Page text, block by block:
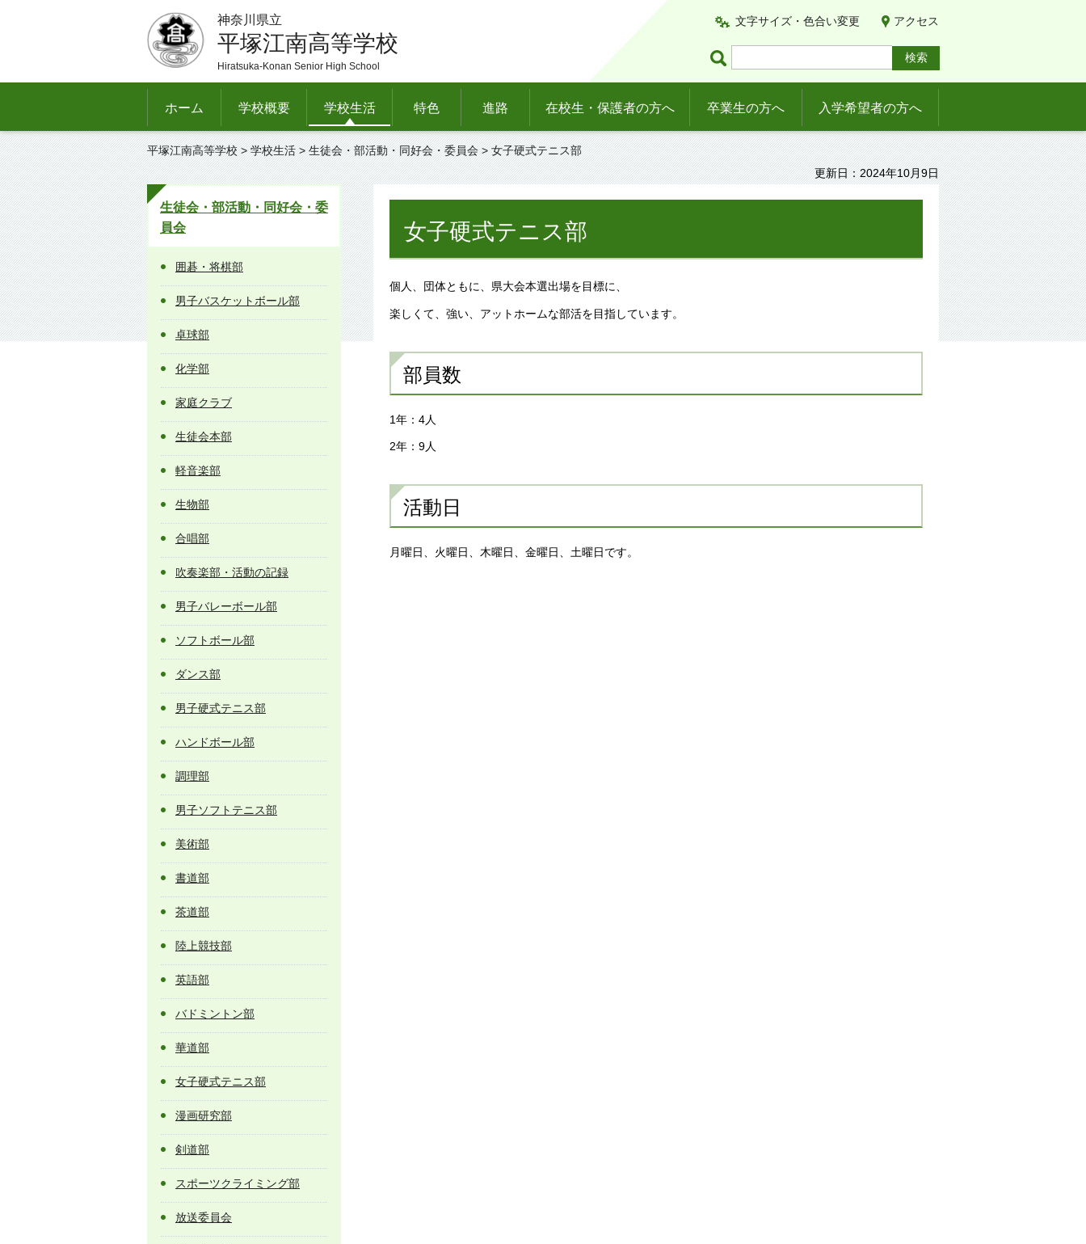
神奈川県立
平塚江南高等学校
Hiratsuka-Konan Senior High School
文字サイズ・色合い変更 アクセス
ホーム 学校概要 学校生活 特色 進路 在校生・保護者の方へ 卒業生の方へ 入学希望者の方へ
平塚江南高等学校 > 学校生活 > 生徒会・部活動・同好会・委員会 > 女子硬式テニス部
更新日：2024年10月9日
生徒会・部活動・同好会・委
員会
囲碁・将棋部
男子バスケットボール部
卓球部
化学部
家庭クラブ
生徒会本部
軽音楽部
生物部
合唱部
吹奏楽部・活動の記録
男子バレーボール部
ソフトボール部
ダンス部
男子硬式テニス部
ハンドボール部
調理部
男子ソフトテニス部
美術部
書道部
茶道部
陸上競技部
英語部
バドミントン部
華道部
女子硬式テニス部
漫画研究部
剣道部
スポーツクライミング部
放送委員会
女子硬式テニス部
個人、団体ともに、県大会本選出場を目標に、
楽しくて、強い、アットホームな部活を目指しています。
部員数
1年：4人
2年：9人
活動日
月曜日、火曜日、木曜日、金曜日、土曜日です。